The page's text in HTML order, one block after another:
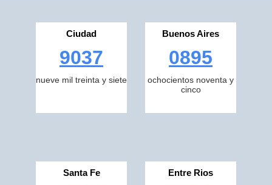
Ciudad
9037
nueve mil treinta y siete
Buenos Aires
0895
ochocientos noventa y
cinco
Santa Fe Entre Rios